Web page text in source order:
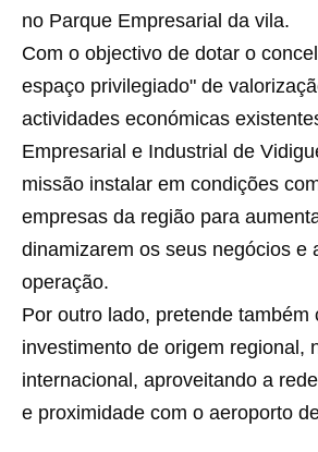
no Parque Empresarial da vila.
Com o objectivo de dotar o
espaço privilegiado" de
actividades económicas
Empresarial e Industrial de
missão instalar em condições
empresas da região para
dinamizarem os seus negócios e
operação.
Por outro lado, pretende também
investimento de origem regional,
internacional, aproveitando a
e proximidade com o aeroporto